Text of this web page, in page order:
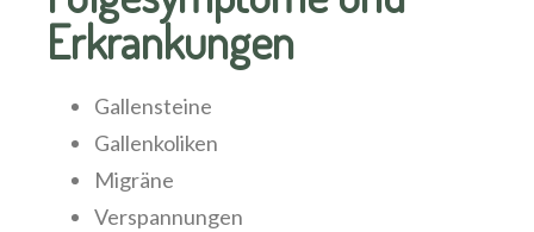
Erkrankungen
Gallensteine
Gallenkoliken
Migräne
Verspannungen